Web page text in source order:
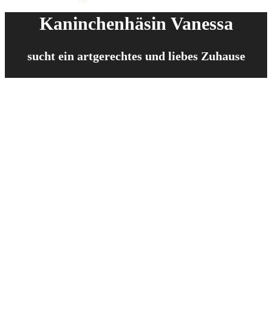
Kaninchenhäsin Vanessa
sucht ein artgerechtes und liebes Zuhause